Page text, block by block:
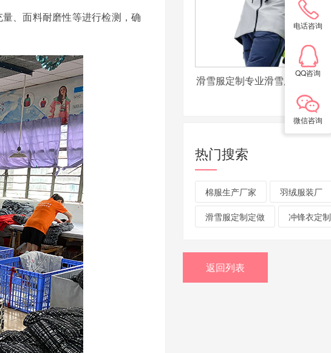
、面料耐磨性等进行检测，确
滑雪服定制专业滑雪服制造源
热门搜索
棉服生产厂家 羽绒服装厂
滑雪服定制定做 冲锋衣定制
返回列表
电话咨询
QQ咨询
微信咨询